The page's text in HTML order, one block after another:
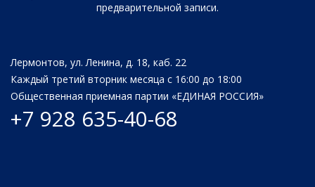
предварительной записи.
Лермонтов, ул. Ленина, д. 18, каб. 22
Каждый третий вторник месяца с 16:00 до 18:00
Общественная приемная партии «ЕДИНАЯ РОССИЯ»
+7 928 635-40-68